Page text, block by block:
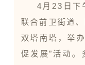
4月23日下
联合前卫街道
双塔南塔，举
促发展”活动。